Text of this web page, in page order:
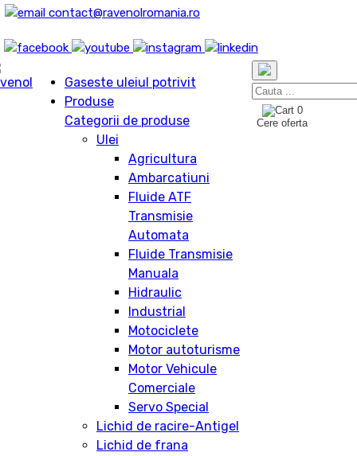
contact@ravenolromania.ro
Gaseste uleiul potrivit
Produse
Categorii de produse
Ulei
Agricultura
Ambarcatiuni
Fluide ATF
Transmisie
Automata
Fluide Transmisie
Manuala
Hidraulic
Industrial
Motociclete
Motor autoturisme
Motor Vehicule
Comerciale
Servo Special
Lichid de racire-Antigel
Lichid de frana
0
Cere oferta